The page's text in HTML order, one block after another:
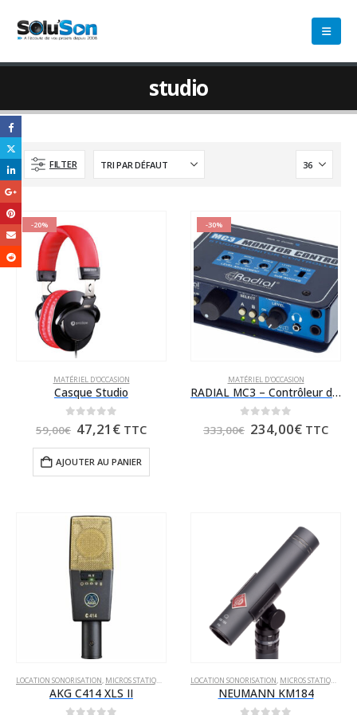
studio
FILTER
-20%
MATÉRIEL D'OCCASION
Casque Studio
sur 5
59,00€ Le
prix
initial
était :
59,00€.
47,21 €Le
actuel
est :
47,21€.
TTC
AJOUTER AU PANIER
-30%
MATÉRIEL D'OCCASION
RADIAL MC3 – Contrôleur d’enceintes passif (occasion)
sur 5
333,00€ Le
234,00€Le
TTC
LOCATION SONORISATION, MICROS STATIQUES
AKG C414 XLS II
LOCATION SONORISATION, MICROS STATIQUES
NEUMANN KM184